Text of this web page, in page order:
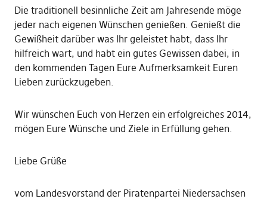
Die traditionell besinnliche Zeit am Jahresende möge
jeder nach eigenen Wünschen genießen. Genießt die
Gewißheit darüber was Ihr geleistet habt, dass Ihr
hilfreich wart, und habt ein gutes Gewissen dabei, in
den kommenden Tagen Eure Aufmerksamkeit Euren
Lieben zurückzugeben.
Wir wünschen Euch von Herzen ein erfolgreiches 2014,
mögen Eure Wünsche und Ziele in Erfüllung gehen.
Liebe Grüße
vom Landesvorstand der Piratenpartei Niedersachsen